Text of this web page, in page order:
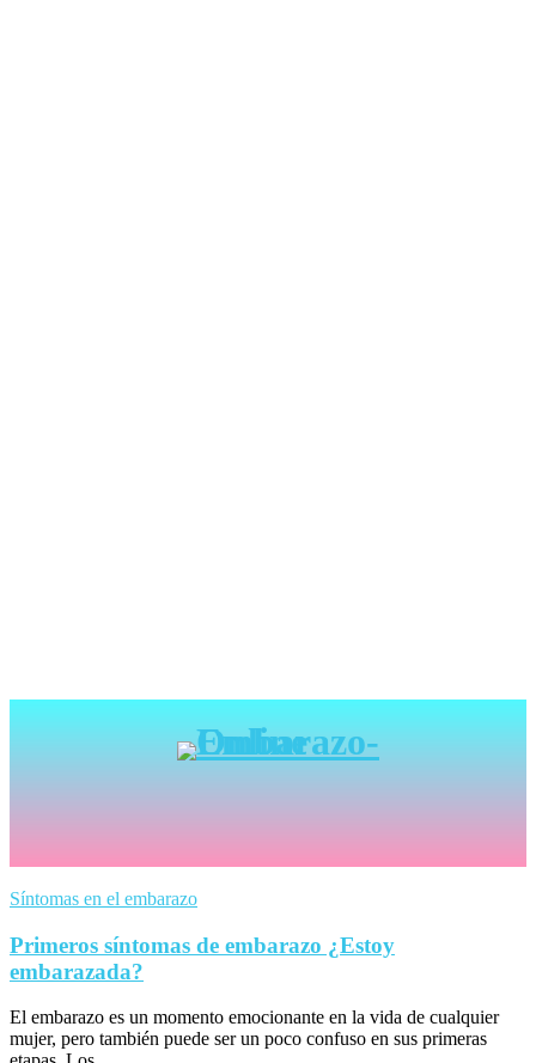
Síntomas en el embarazo
Primeros síntomas de embarazo ¿Estoy
embarazada?
El embarazo es un momento emocionante en la vida de cualquier
mujer, pero también puede ser un poco confuso en sus primeras